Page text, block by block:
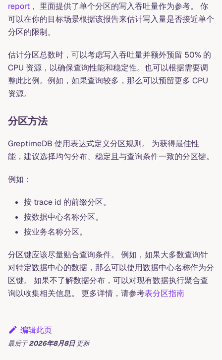
report ， 里面提供了单个分区的写入吞吐量作为参考。 你
可以在你的目标场景根据该报告来估计写入量是否接近单个
分区的限制。
估计分区总数时，可以考虑写入吞吐量并额外预留 50% 的
CPU 资源，以确保查询性能和稳定性。也可以根据需要调
整此比例。例如，如果查询较多，那么可以预留更多 CPU
资源。
分区方法
GreptimeDB 使用表达式定义分区规则。 为获得最佳性
能，建议选择均匀分布、稳定且与查询条件一致的分区键。
例如：
按 trace id 的前缀分区。
按数据中心名称分区。
按业务名称分区。
分区键应该尽量贴合查询条件。 例如，如果大多数查询针
对特定数据中心的数据，那么可以使用数据中心名称作为分
区键。 如果不了解数据分布，可以对现有数据执行聚合查
询以收集相关信息。 更多详情，请参考表分区指南
编辑此页
最后于2026年8月8日 更新